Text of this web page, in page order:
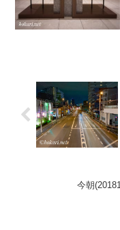
今朝